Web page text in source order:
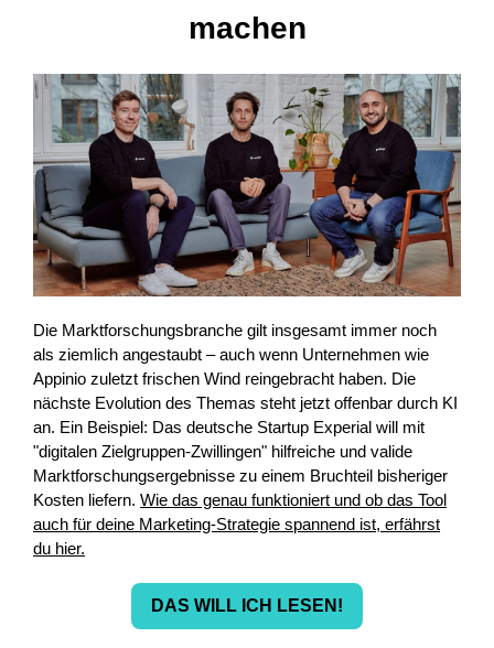
machen
Die Marktforschungsbranche gilt insgesamt immer noch
als ziemlich angestaubt – auch wenn Unternehmen wie
Appinio zuletzt frischen Wind reingebracht haben. Die
nächste Evolution des Themas steht jetzt offenbar durch KI
an. Ein Beispiel: Das deutsche Startup Experial will mit
"digitalen Zielgruppen-Zwillingen" hilfreiche und valide
Marktforschungsergebnisse zu einem Bruchteil bisheriger
Kosten liefern. Wie das genau funktioniert und ob das Tool
auch für deine Marketing-Strategie spannend ist, erfährst
du hier.
DAS WILL ICH LESEN!